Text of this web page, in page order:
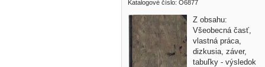
Katalogové číslo: O6877
Z obsahu:
Všeobecná časť,
vlastná práca,
dizkusia, záver,
tabuľky - výsledok